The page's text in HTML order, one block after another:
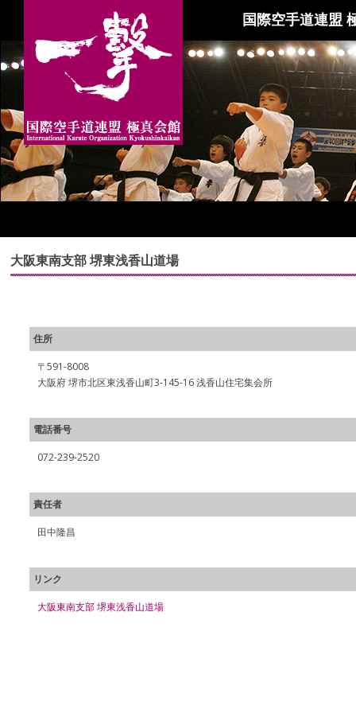
国際空手道連盟
大阪東南支部 堺東浅香山道場
住所
〒591-8008
大阪府 堺市北区東浅香山町3-145-16 浅香山住宅集会所
電話番号
072-239-2520
責任者
田中隆昌
リンク
大阪東南支部 堺東浅香山道場